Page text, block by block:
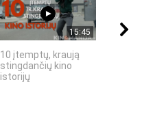
15:45
10 įtemptų, kraują
stingdančių kino
istorijų